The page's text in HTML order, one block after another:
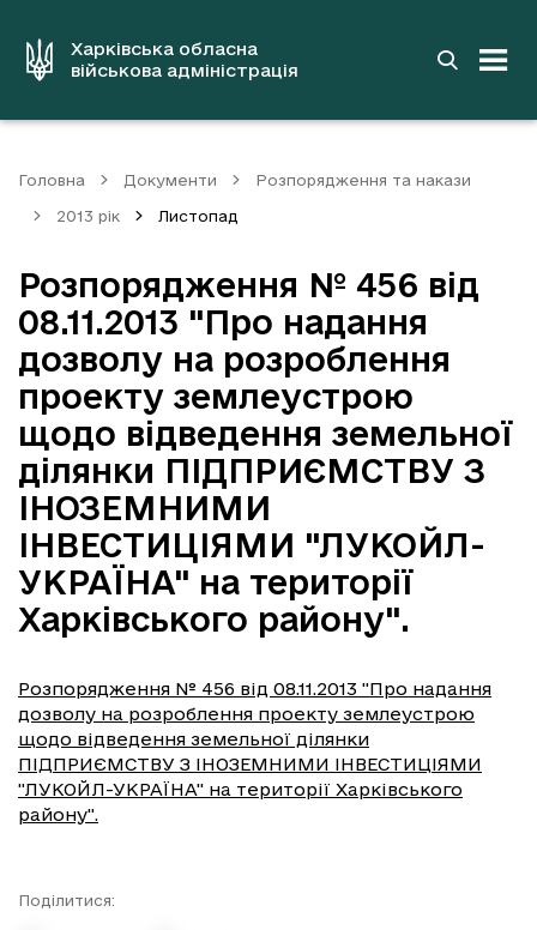
вмістуХарківська обласна
військова адміністрація
Головна Документи Розпорядження та накази
2013 рік Листопад
Розпорядження № 456 від
08.11.2013 "Про надання
дозволу на розроблення
проекту землеустрою
щодо відведення земельної
ділянки ПІДПРИЄМСТВУ З
ІНОЗЕМНИМИ
ІНВЕСТИЦІЯМИ "ЛУКОЙЛ-
УКРАЇНА" на території
Харківського району".
Розпорядження № 456 від 08.11.2013 "Про надання
дозволу на розроблення проекту землеустрою
щодо відведення земельної ділянки
ПІДПРИЄМСТВУ З ІНОЗЕМНИМИ ІНВЕСТИЦІЯМИ
"ЛУКОЙЛ-УКРАЇНА" на території Харківського
району".
Поділитися: